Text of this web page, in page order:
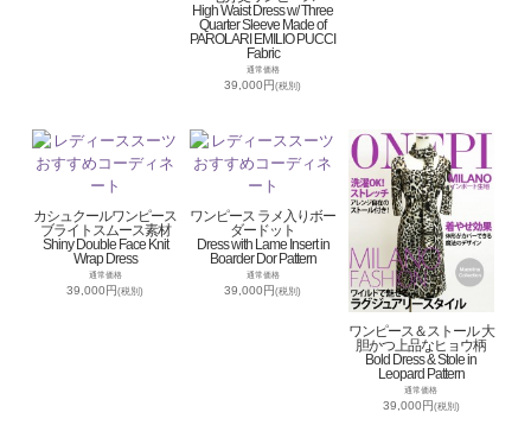
High Waist Dress w/ Three
Quarter Sleeve Made of
PAROLARI EMILIO PUCCI
Fabric
通常価格
39,000円(税別)
カシュクールワンピース
ブライトスムース素材
Shiny Double Face Knit
Wrap Dress
通常価格
39,000円(税別)
ワンピース ラメ入りボー
ダードット
Dress with Lame Insert in
Boarder Dor Pattern
通常価格
39,000円(税別)
ワンピース＆ストール 大
胆かつ上品なヒョウ柄
Bold Dress & Stole in
Leopard Pattern
通常価格
39,000円(税別)